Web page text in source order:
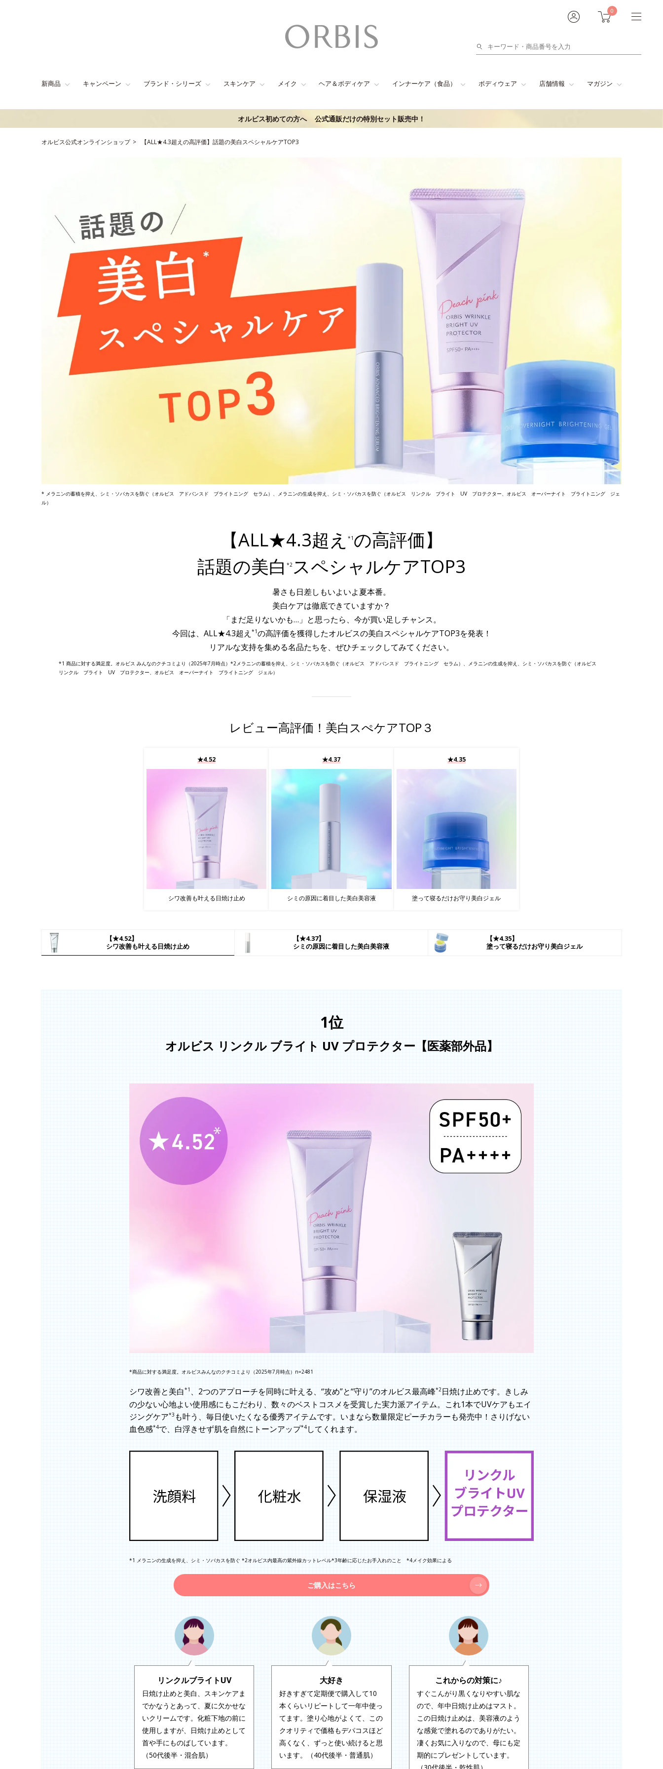
0
検
新商品 キャンペーン ブランド・シリーズ スキンケア メイク ヘア＆ボディケア インナーケア（食品） ボディウェア 店舗情報 マガジン
オルビス初めての方へ 公式通販だけの特別セット販売中！
オルビス公式オンラインショップ 【ALL★4.3超えの高評価】話題の美白スペシャルケアTOP3
* メラニンの蓄積を抑え、シミ・ソバカスを防ぐ（オルビス アドバンスド ブライトニング セラム）、メラニンの生成を抑え、シミ・ソバカスを防ぐ（オルビス リンクル ブライト UV プロテクター、オルビス オーバーナイト ブライトニング ジェ
ル）
【ALL★4.3超え *1 の高評価】
話題の美白 *2 スペシャルケアTOP3
暑さも日差しもいよいよ夏本番。
美白ケアは徹底できていますか？
「まだ足りないかも…」と思ったら、 今が買い足しチャンス。
今回は、ALL★4.3超え *1の高評価を獲得したオルビスの美白スペシャルケアTOP3を発表！
リアルな支持を集める名品たちを、 ぜひチェックしてみてください。
*1 商品に対する満足度。オルビス みんなのクチコミより（2025年7月時点）*2メラニンの蓄積を抑え、シミ・ソバカスを防ぐ（オルビス アドバンスド ブライトニング セラム）、メラニンの生成を抑え、シミ・ソバカスを防ぐ（オルビス
リンクル ブライト UV プロテクター、オルビス オーバーナイト ブライトニング ジェル）
レビュー高評価！美白スぺケアTOP３
★4.52
シワ改善も叶える日焼け止め
★4.37
シミの原因に着目した美白美容液
★4.35
塗って寝るだけお守り美白ジェル
【★4.52】
シワ改善も叶える日焼け止め
【★4.37】
シミの原因に着目した美白美容液
【★4.35】
塗って寝るだけお守り美白ジェル
1位
オルビス リンクル ブライト UV プロテクター【医薬部外品】
*商品に対する満足度。オルビスみんなのクチコミより（2025年7月時点）n=2481
シワ改善と美白*1 、2つのアプローチを同時に叶える、“攻め”と“守り”のオルビス最高峰*2日焼け止めです。きしみ
の少ない心地よい使用感にもこだわり、数々のベストコスメを受賞した実力派アイテム。これ1本でUVケアもエイ
ジングケア*3 も叶う、毎日使いたくなる優秀アイテムです。いまなら数量限定ピーチカラーも発売中！さりげない
血色感*4で、白浮きせず肌を自然にトーンアップ*4 してくれます。
*1 メラニンの生成を抑え、シミ・ソバカスを防ぐ *2オルビス内最高の紫外線カットレベル*3年齢に応じたお手入れのこと *4メイク効果による
ご購入はこちら
リンクルブライトUV
日焼け止めと美白、スキンケアま
でかなうとあって、夏に欠かせな
いクリームです。化粧下地の前に
使用しますが、日焼け止めとして
首や手にものばしています。
（50代後半・混合肌）
大好き
好きすぎて定期便で購入して10
本くらいリピートして一年中使っ
てます。塗り心地がよくて、この
クオリティで価格もデパコスほど
高くなく、ずっと使い続けると思
います。（40代後半・普通肌）
これからの対策に♪
すぐこんがり黒くなりやすい肌な
ので、年中日焼け止めはマスト。
この日焼け止めは、美容液のよう
な感覚で塗れるのでありがたい。
凄くお気に入りなので、母にも定
期的にプレゼントしています。